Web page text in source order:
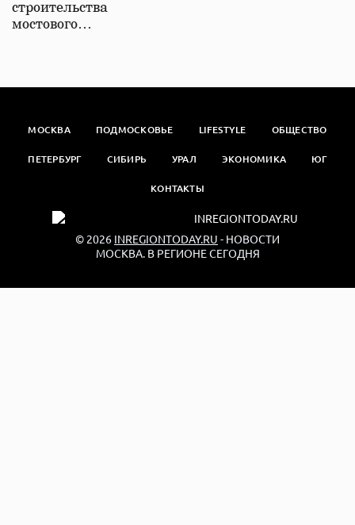
строительства
мостового…
МОСКВА ПОДМОСКОВЬЕ LIFESTYLE ОБЩЕСТВО
ПЕТЕРБУРГ СИБИРЬ УРАЛ ЭКОНОМИКА ЮГ
КОНТАКТЫ
© 2026 INREGIONTODAY.RU - НОВОСТИ
МОСКВА. В РЕГИОНЕ СЕГОДНЯ